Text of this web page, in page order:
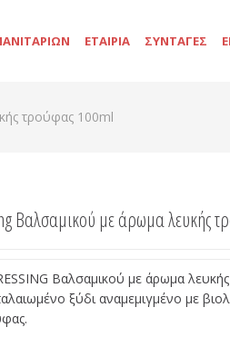
ΕΤΑΙΡΙΑ ΣΥΝΤΑΓΕΣ
τρούφας 100ml
Βαλσαμικού με άρωμα λευκής
Βαλσαμικού με άρωμα
ξύδι αναμεμιγμένο με